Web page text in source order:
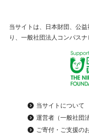
当サイトは、日本財団、公
り、一般社団法人コンパスナ
当サイトについて
運営者（一般社団
ご寄付・ご支援の